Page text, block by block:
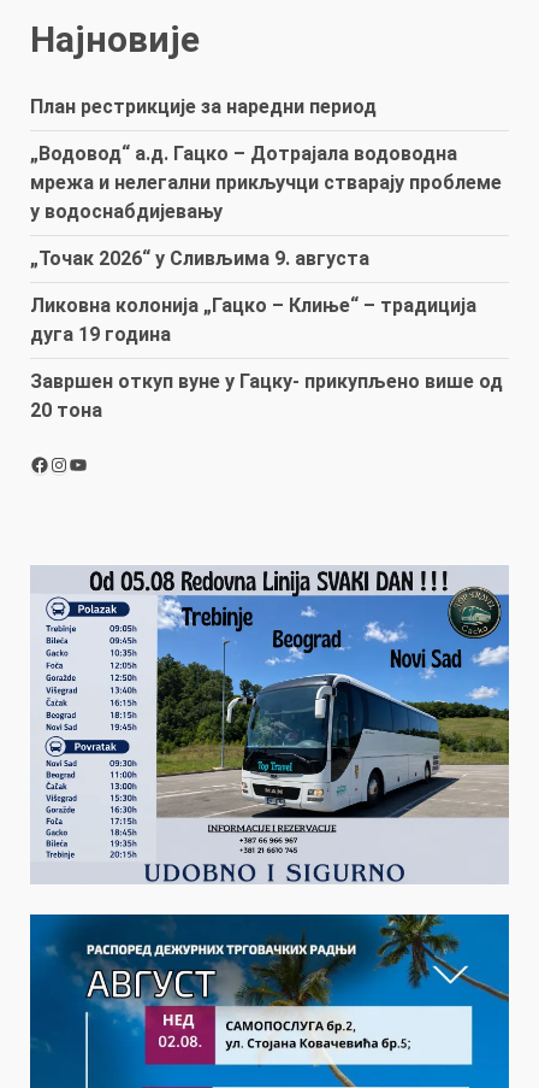
Најновије
План рестрикције за наредни период
„Водовод“ а.д. Гацко – Дотрајала водоводна
мрежа и нелегални прикључци стварају проблеме
у водоснабдијевању
„Точак 2026“ у Сливљима 9. августа
Ликовна колонија „Гацко – Клиње“ – традиција
дуга 19 година
Завршен откуп вуне у Гацку- прикупљено више од
20 тона
Facebook
Instagram
YouTube